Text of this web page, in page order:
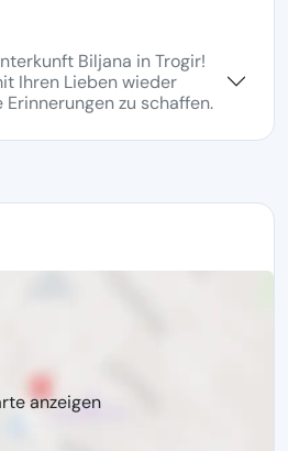
Biljana in Trogir!
Ihren Lieben wieder
zu schaffen.
anzeigen